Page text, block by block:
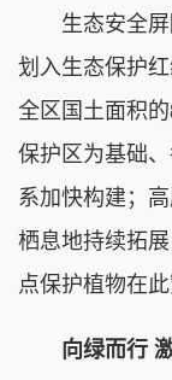
生态安全屏
划入生态保护
全区国土面积
保护区为基础
系加快构建；
栖息地持续拓
点保护植物在
向绿而行